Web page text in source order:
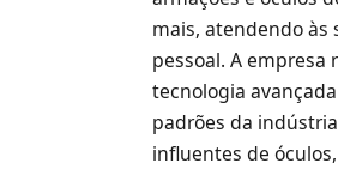
mais, atendendo às
pessoal. A
tecnologia
padrões da
influentes de